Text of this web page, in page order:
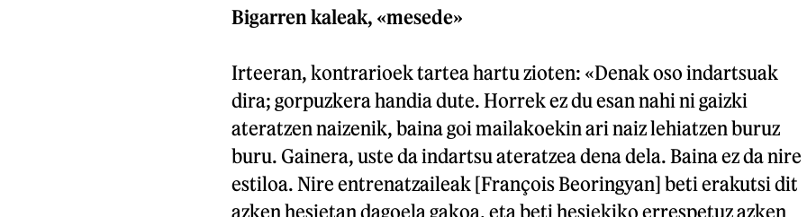
Bigarren kaleak, «mesede»
Irteeran, kontrarioek tartea hartu zioten: «Denak oso indartsuak
dira; gorpuzkera handia dute. Horrek ez du esan nahi ni gaizki
ateratzen naizenik, baina goi mailakoekin ari naiz lehiatzen buruz
buru. Gainera, uste da indartsu ateratzea dena dela. Baina ez da nire
estiloa. Nire entrenatzaileak [François Beoringyan] beti erakutsi dit
azken hesietan dagoela gakoa, eta beti hesiekiko errespetuz azken